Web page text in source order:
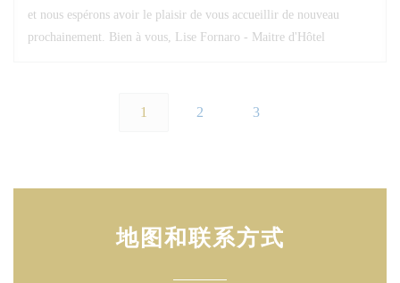
et nous espérons avoir le plaisir de vous accueillir de nouveau
prochainement. Bien à vous, Lise Fornaro - Maitre d'Hôtel
1 2 3
地图和联系方式